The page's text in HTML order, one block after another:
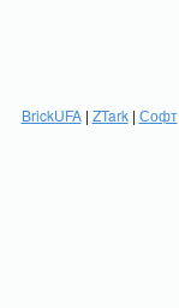
BrickUFA| ZTark| Софт